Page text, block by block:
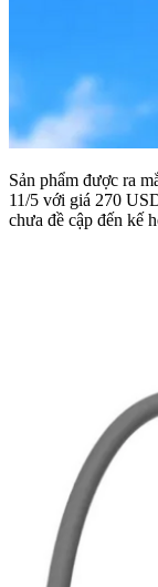
Sản phẩm được ra
11/5 với giá 270
chưa đề cập đến kế